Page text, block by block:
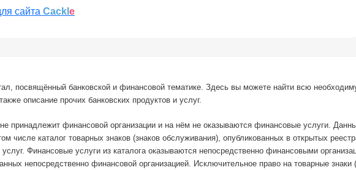
сайта Cackl e
посвящённый банковской и финансовой тематике. Здесь вы можете найти всю
описание прочих банковских продуктов и услуг.
принадлежит финансовой организации и на нём не оказываются финансовые услуги.
числе каталог товарных знаков (знаков обслуживания), опубликованных в открытых
Финансовые услуги из каталога оказываются непосредственно финансовыми
непосредственно финансовой организацией. Исключительное право на товарные